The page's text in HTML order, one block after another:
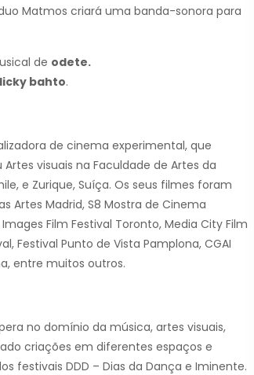
Matmos criará uma banda-sonora para
de odete.
bahto.
de cinema experimental, que
visuais na Faculdade de Artes da
e Zurique, Suíça. Os seus filmes foram
Artes Madrid, S8 Mostra de Cinema
Film Festival Toronto, Media City Film
Festival Punto de Vista Pamplona, CGAI
entre muitos outros.
no domínio da música, artes visuais,
criações em diferentes espaços e
festivais DDD – Dias da Dança e Iminente.